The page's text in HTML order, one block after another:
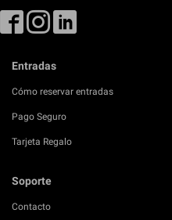
Entradas
Cómo reservar entradas
Pago Seguro
Tarjeta Regalo
Soporte
Contacto